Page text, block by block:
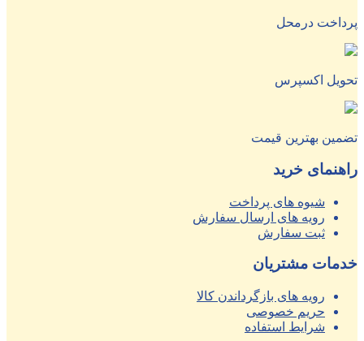
پرداخت درمحل
تحویل اکسپرس
تضمین بهترین قیمت
راهنمای خرید
شیوه های پرداخت
رویه های ارسال سفارش
ثبت سفارش
خدمات مشتریان
رویه های بازگرداندن کالا
حریم خصوصی
شرایط استفاده